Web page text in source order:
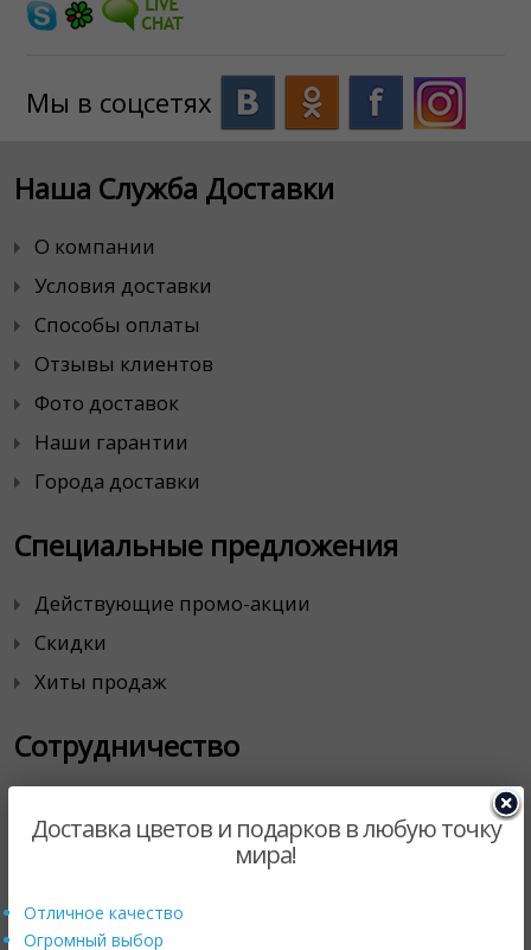
Мы в соцсетях
Наша Служба Доставки
О компании
Условия доставки
Способы оплаты
Отзывы клиентов
Фото доставок
Наши гарантии
Города доставки
Специальные предложения
Действующие промо-акции
Скидки
Хиты продаж
Сотрудничество
Магазинам цветов
Продавайте с нами
Доставка цветов и подарков в любую точку
мира!
Отличное качество
Огромный выбор